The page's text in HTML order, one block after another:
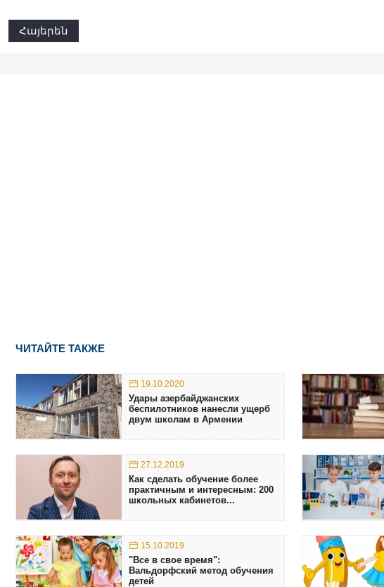
Հայերեն
ЧИТАЙТЕ ТАКЖЕ
19.10.2020
Удары азербайджанских
беспилотников нанесли ущерб
двум школам в Армении
27.12.2019
Как сделать обучение более
практичным и интересным: 200
школьных кабинетов...
15.10.2019
"Все в свое время":
Вальдорфский метод обучения
детей